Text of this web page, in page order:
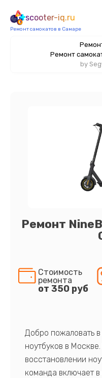
scooter-iq.ru
Ремонт самокатов в Самаре
Ремонт
by
Ремонт
Стоимость
ремонта
от 350 руб
Добро пожаловать
ноутбуков в
восстановлении
команда включает